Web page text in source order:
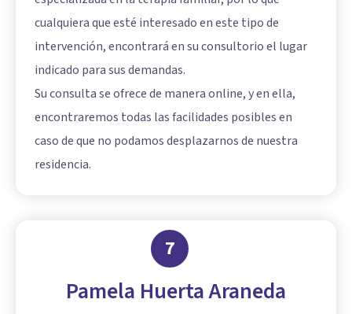
cualquiera que esté interesado en este tipo de
intervención, encontrará en su consultorio el lugar
indicado para sus demandas.
Su consulta se ofrece de manera online, y en ella,
encontraremos todas las facilidades posibles en
caso de que no podamos desplazarnos de nuestra
residencia.
7
Pamela Huerta Araneda